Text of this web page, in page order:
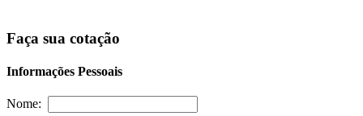
Faça sua cotação
Informações Pessoais
Nome: